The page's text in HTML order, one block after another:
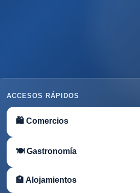
ACCESOS RÁPIDOS
🛍 Comercios
🍽 Gastronomía
🏨 Alojamientos